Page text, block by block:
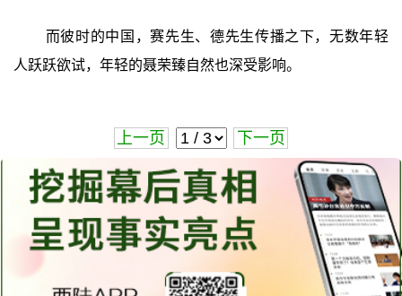
而彼时的中国，赛先生、德先生传播之下，无数年轻
人跃跃欲试，年轻的聂荣臻自然也深受影响。
上一页 下一页